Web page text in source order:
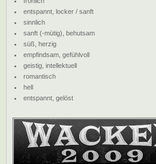
entspannt, locker / sanft
sinnlich
sanft (-mütig), behutsam
süß, herzig
empfindsam, gefühlvoll
geistig, intellektuell
romantisch
hell
entspannt, gelöst